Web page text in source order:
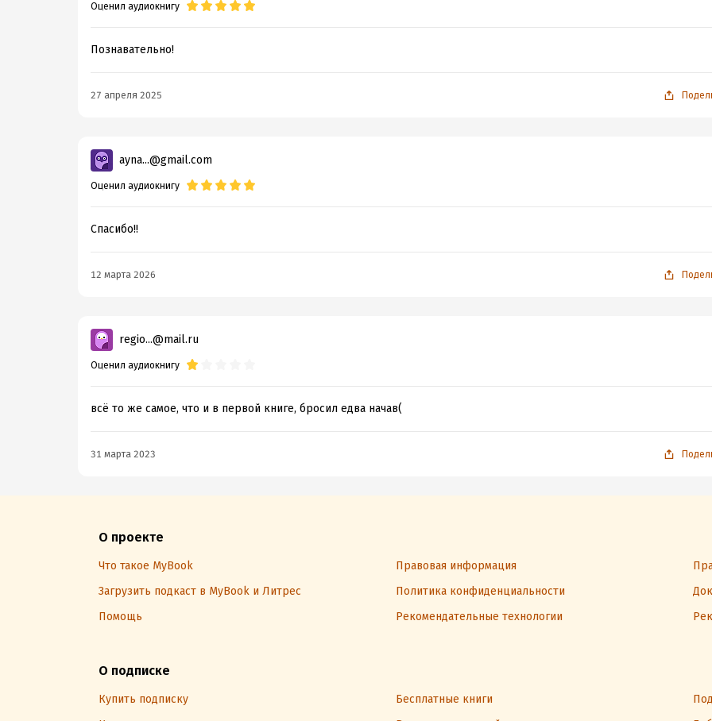
Оценил аудиокнигу
Познавательно!
27 апреля 2025
ayna...@gmail.com
Оценил аудиокнигу
Спасибо!!
12 марта 2026
regio...@mail.ru
Оценил аудиокнигу
всё то же самое, что и в первой книге, бросил едва начав(
31 марта 2023
О проекте
Что такое MyBook Правовая информация
Загрузить подкаст в MyBook и Литрес
Политика конфиденциальности
Помощь
Рекомендательные технологии
О подписке
Купить подписку Бесплатные книги